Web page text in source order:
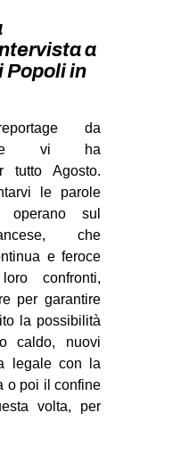
a
Popoli in
da
vi ha
tutto Agosto.
le parole
sul
che
e feroce
confronti,
per garantire
la possibilità
caldo, nuovi
legale con la
o poi il confine
volta, per